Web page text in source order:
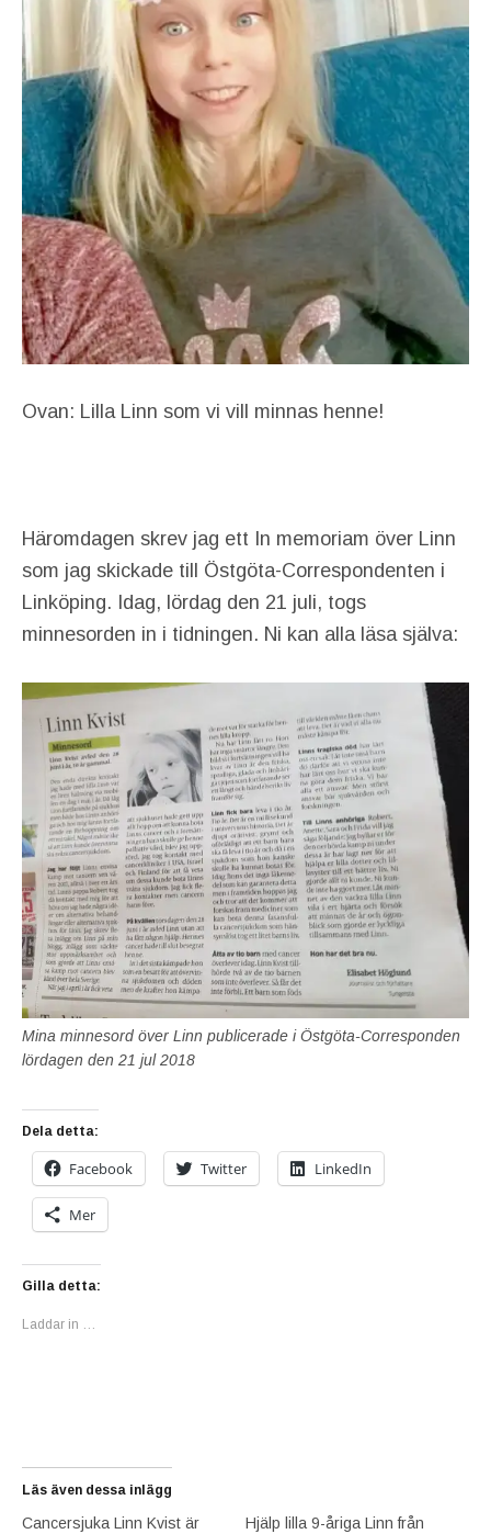
Ovan: Lilla Linn som vi vill minnas henne!
Häromdagen skrev jag ett In memoriam över Linn
som jag skickade till Östgöta-Correspondenten i
Linköping. Idag, lördag den 21 juli, togs
minnesorden in i tidningen. Ni kan alla läsa själva:
Mina minnesord över Linn publicerade i Östgöta-Corresponden
lördagen den 21 jul 2018
Dela detta:
Facebook Twitter LinkedIn
Mer
Gilla detta:
Laddar in …
Läs även dessa inlägg
Cancersjuka Linn Kvist är
Hjälp lilla 9-åriga Linn från